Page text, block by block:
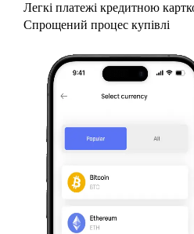
Легкі платежі кредитною
Спрощений процес купівлі